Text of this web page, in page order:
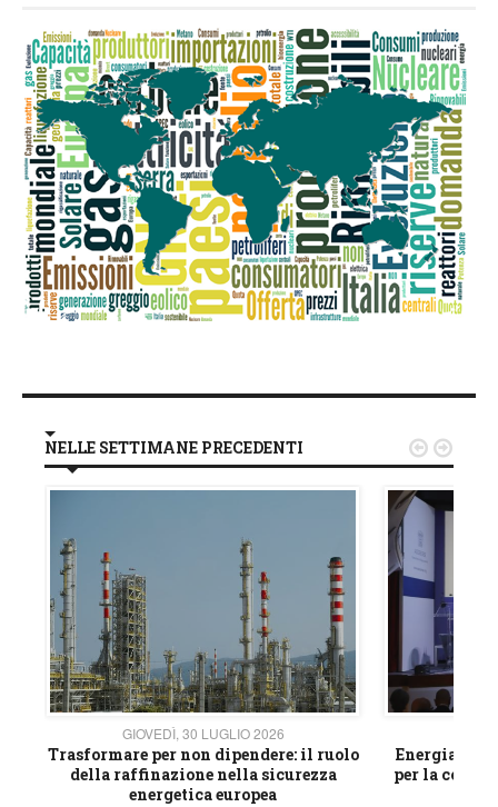
NELLE SETTIMANE PRECEDENTI
GIOVEDÌ, 30 LUGLIO 2026
Trasformare per non dipendere: il ruolo
della raffinazione nella sicurezza
energetica europea
Energia e
per la
 